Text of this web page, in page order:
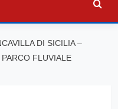
DI SICILIA –
FLUVIALE